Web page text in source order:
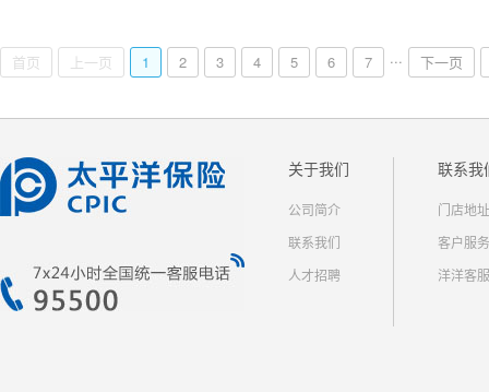
首页 上一页 1 2 3 4 5 6 7 ... 下一页
关于我们
公司简介
联系我们
人才招聘
联系我
门店地址
客户服务
洋洋客服